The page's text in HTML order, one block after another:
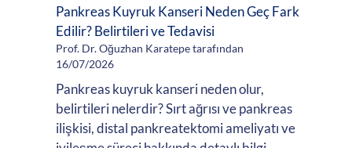
Pankreas Kuyruk Kanseri Neden Geç Fark
Edilir? Belirtileri ve Tedavisi
Prof. Dr. Oğuzhan Karatepe tarafından
16/07/2026
Pankreas kuyruk kanseri neden olur,
belirtileri nelerdir? Sırt ağrısı ve pankreas
ilişkisi, distal pankreatektomi ameliyatı ve